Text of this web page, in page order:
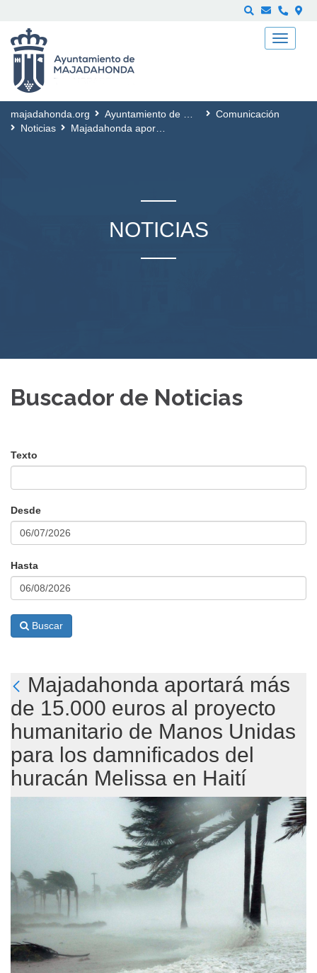
majadahonda.org Ayuntamiento de Majadahonda
Comunicación
Noticias
Majadahonda aportará más de 15.000 euros al proyecto humanitario de Manos Unidas para los damnificados del huracán Melissa en Haití
NOTICIAS
Buscador de Noticias
Texto
Desde
Hasta
Buscar
Majadahonda aportará más
de 15.000 euros al proyecto
humanitario de Manos Unidas
para los damnificados del
huracán Melissa en Haití